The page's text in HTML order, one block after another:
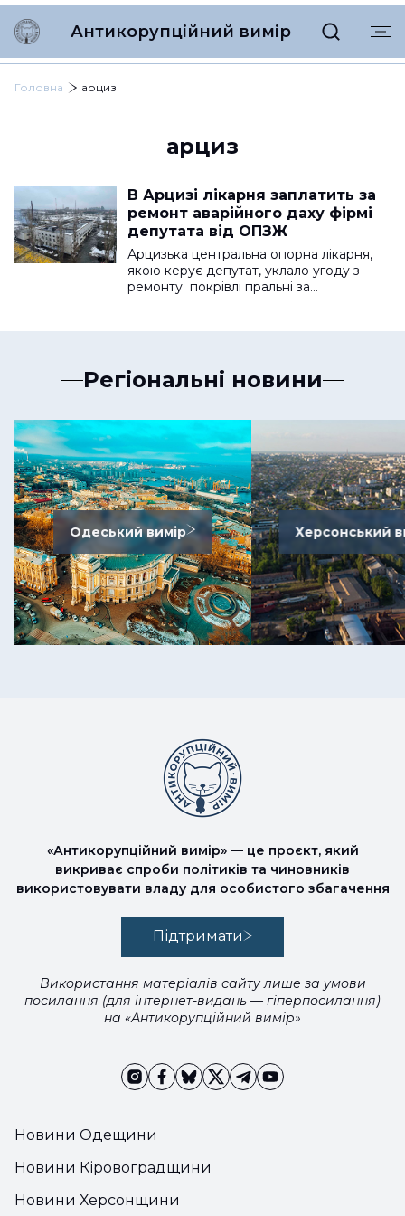
Антикорупційний вимір
Головна арциз
арциз
В Арцизі лікарня заплатить за
ремонт аварійного даху фірмі
депутата від ОПЗЖ
Арцизька центральна опорна лікарня,
якою керує депутат, уклало угоду з
ремонту покрівлі пральні за…
Регіональні новини
Одеський вимір Херсонський
Новини Одещини
Новини Кіровоградщини
Новини Херсонщини
«Антикорупційний вимір» — це проєкт, який
викриває спроби політиків та чиновників
використовувати владу для особистого збагачення
Підтримати
Використання матеріалів сайту лише за умови
посилання (для інтернет-видань — гіперпосилання)
на «Антикорупційний вимір»